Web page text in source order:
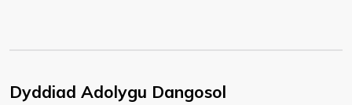
Dyddiad Adolygu Dangosol